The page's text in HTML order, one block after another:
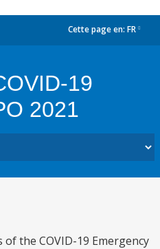
Cette page en: FR
19
2021
the COVID-19 Emergency